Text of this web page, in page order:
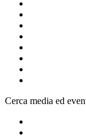
Cerca media ed